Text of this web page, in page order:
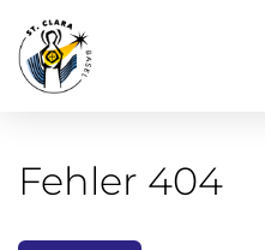
Fehler 404